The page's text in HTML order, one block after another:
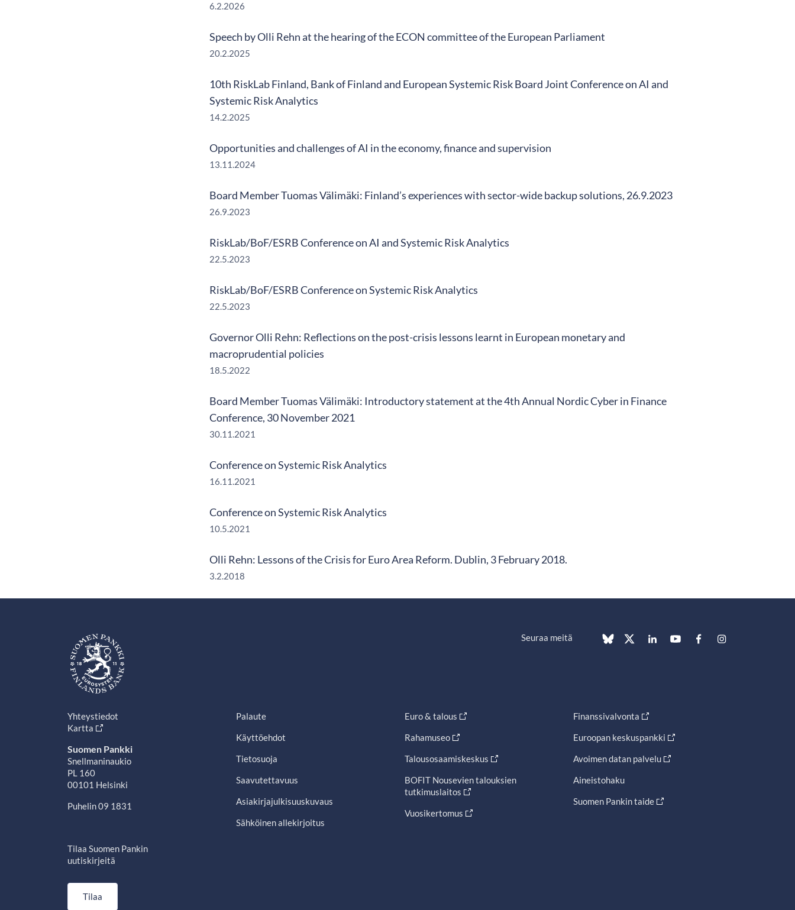
6.2.2026
Speech by Olli Rehn at the hearing of the ECON committee of the European Parliament
20.2.2025
10th RiskLab Finland, Bank of Finland and European Systemic Risk Board Joint Conference on AI and
Systemic Risk Analytics
14.2.2025
Opportunities and challenges of AI in the economy, finance and supervision
13.11.2024
Board Member Tuomas Välimäki: Finland’s experiences with sector-wide backup solutions, 26.9.2023
26.9.2023
RiskLab/BoF/ESRB Conference on AI and Systemic Risk Analytics
22.5.2023
RiskLab/BoF/ESRB Conference on Systemic Risk Analytics
22.5.2023
Governor Olli Rehn: Reflections on the post-crisis lessons learnt in European monetary and
macroprudential policies
18.5.2022
Board Member Tuomas Välimäki: Introductory statement at the 4th Annual Nordic Cyber in Finance
Conference, 30 November 2021
30.11.2021
Conference on Systemic Risk Analytics
16.11.2021
Conference on Systemic Risk Analytics
10.5.2021
Olli Rehn: Lessons of the Crisis for Euro Area Reform. Dublin, 3 February 2018.
3.2.2018
Seuraa meitä
Yhteystiedot
Kartta
Suomen Pankki
Snellmaninaukio
PL 160
00101 Helsinki
Puhelin 09 1831
Tilaa Suomen Pankin
uutiskirjeitä
Tilaa
Palaute
Käyttöehdot
Tietosuoja
Saavutettavuus
Asiakirjajulkisuuskuvaus
Sähköinen allekirjoitus
Euro & talous
Rahamuseo
Talousosaamiskeskus
BOFIT Nousevien talouksien
tutkimuslaitos
Vuosikertomus
Finanssivalvonta
Euroopan keskuspankki
Avoimen datan palvelu
Aineistohaku
Suomen Pankin taide